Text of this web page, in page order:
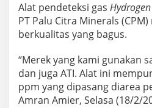
Alat pendeteksi gas
PT Palu Citra Minerals
berkualitas yang bagus.
“Merek yang kami gunakan
dan juga ATI. Alat ini
ppm yang dipasang diarea
Amran Amier, Selasa (18/2/